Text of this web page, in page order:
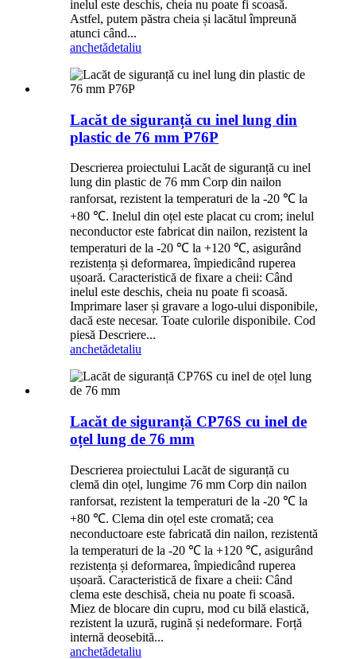
inelul este deschis, cheia nu poate fi scoasă.
Astfel, putem păstra cheia și lacătul împreună
atunci când...
anchetădetaliu
Lacăt de siguranță cu inel lung din
plastic de 76 mm P76P
Descrierea proiectului Lacăt de siguranță cu inel
lung din plastic de 76 mm Corp din nailon
ranforsat, rezistent la temperaturi de la -20 ℃ la
+80 ℃. Inelul din oțel este placat cu crom; inelul
neconductor este fabricat din nailon, rezistent la
temperaturi de la -20 ℃ la +120 ℃, asigurând
rezistența și deformarea, împiedicând ruperea
ușoară. Caracteristică de fixare a cheii: Când
inelul este deschis, cheia nu poate fi scoasă.
Imprimare laser și gravare a logo-ului disponibile,
dacă este necesar. Toate culorile disponibile. Cod
piesă Descriere...
anchetădetaliu
Lacăt de siguranță CP76S cu inel de
oțel lung de 76 mm
Descrierea proiectului Lacăt de siguranță cu
clemă din oțel, lungime 76 mm Corp din nailon
ranforsat, rezistent la temperaturi de la -20 ℃ la
+80 ℃. Clema din oțel este cromată; cea
neconductoare este fabricată din nailon, rezistentă
la temperaturi de la -20 ℃ la +120 ℃, asigurând
rezistența și deformarea, împiedicând ruperea
ușoară. Caracteristică de fixare a cheii: Când
clema este deschisă, cheia nu poate fi scoasă.
Miez de blocare din cupru, mod cu bilă elastică,
rezistent la uzură, rugină și nedeformare. Forță
internă deosebită...
anchetădetaliu